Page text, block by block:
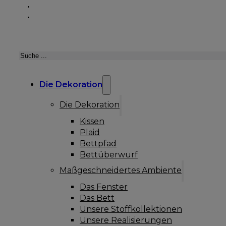
Suchen
Die Dekoration
Die Dekoration
Kissen
Plaid
Bettpfad
Bettüberwurf
Maßgeschneidertes Ambiente
Das Fenster
Das Bett
Unsere Stoffkollektionen
Unsere Realisierungen